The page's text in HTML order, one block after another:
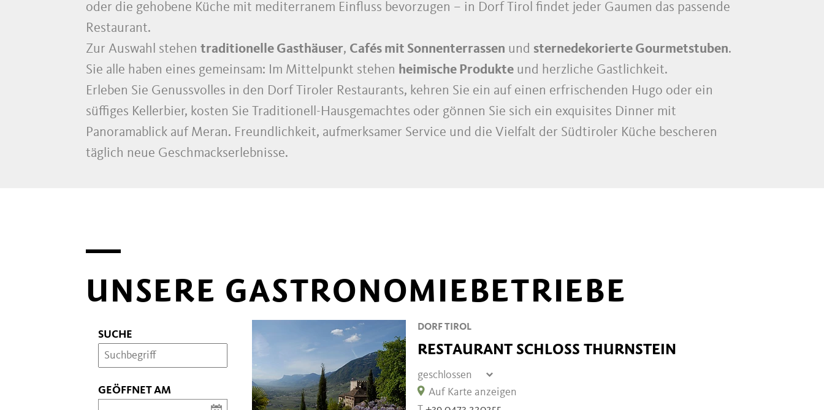
oder die gehobene Küche mit mediterranem Einfluss bevorzugen – in Dorf Tirol findet jeder Gaumen das passende
Restaurant.
Zur Auswahl stehen traditionelle Gasthäuser, Cafés mit Sonnenterrassen und sternedekorierte Gourmetstuben.
Sie alle haben eines gemeinsam: Im Mittelpunkt stehen heimische Produkte und herzliche Gastlichkeit.
Erleben Sie Genussvolles in den Dorf Tiroler Restaurants, kehren Sie ein auf einen erfrischenden Hugo oder ein
süffiges Kellerbier, kosten Sie Traditionell-Hausgemachtes oder gönnen Sie sich ein exquisites Dinner mit
Panoramablick auf Meran. Freundlichkeit, aufmerksamer Service und die Vielfalt der Südtiroler Küche bescheren
täglich neue Geschmackserlebnisse.
UNSERE GASTRONOMIEBETRIEBE
SUCHE
GEÖFFNET AM
DORF TIROL
RESTAURANT SCHLOSS THURNSTEIN
geschlossen
Donnerstag
geschlossen
Freitag
11:00 - 22:00
Auf Karte anzeigen